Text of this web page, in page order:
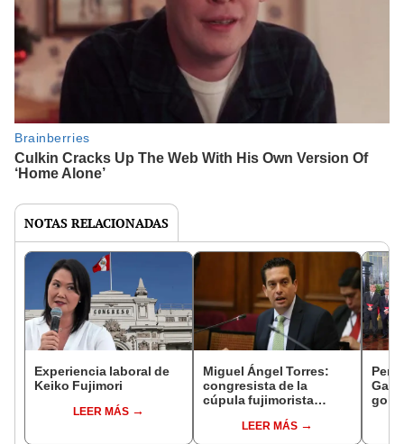
NOTAS RELACIONADAS
Experiencia laboral de
Keiko Fujimori
LEER MÁS
Miguel Ángel Torres:
congresista de la
cúpula fujimorista
del SenadoLEER MÁS